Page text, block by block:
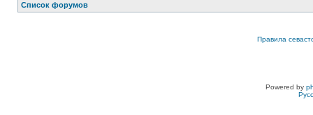
Список форумов
Правила
Powered by